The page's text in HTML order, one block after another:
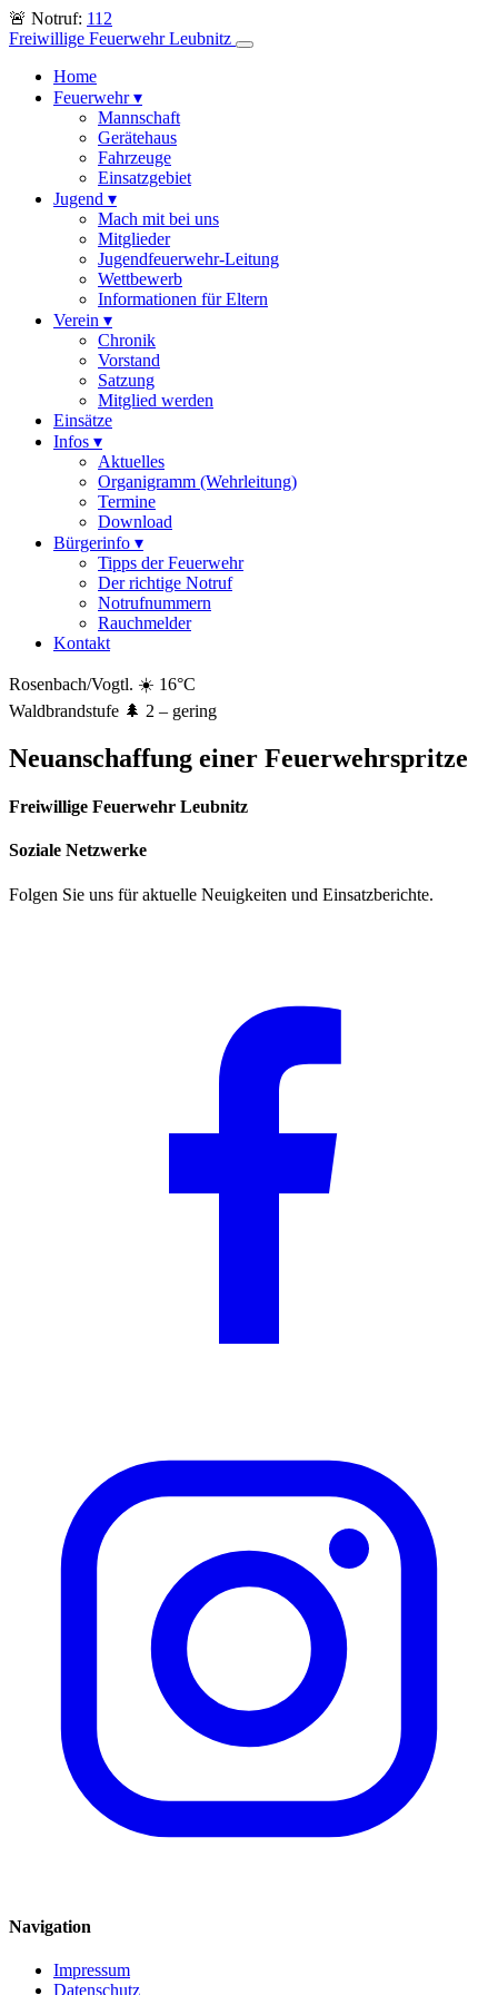
🚨 Notruf: 112
Freiwillige Feuerwehr Leubnitz
Home
Feuerwehr▾
Mannschaft
Gerätehaus
Fahrzeuge
Einsatzgebiet
Jugend ▾
Mach mit bei uns
Mitglieder
Jugendfeuerwehr-Leitung
Wettbewerb
Informationen für Eltern
Verein ▾
Chronik
Vorstand
Satzung
Mitglied werden
Einsätze
Infos ▾
Aktuelles
Organigramm (Wehrleitung)
Termine
Download
Bürgerinfo ▾
Tipps der Feuerwehr
Der richtige Notruf
Notrufnummern
Rauchmelder
Kontakt
Rosenbach/Vogtl. ☀️ 16°C
Waldbrandstufe 🌲 2 – gering
Neuanschaffung einer Feuerwehrspritze
Freiwillige Feuerwehr Leubnitz
Soziale Netzwerke
Folgen Sie uns für aktuelle Neuigkeiten und Einsatzberichte.
Navigation
Impressum
Datenschutz